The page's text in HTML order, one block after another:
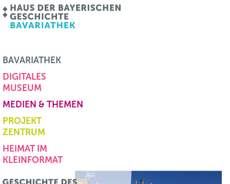
BAVARIATHEK
DIGITALES
MUSEUM
MEDIEN & THEMEN
PROJEKT
ZENTRUM
HEIMAT IM
KLEINFORMAT